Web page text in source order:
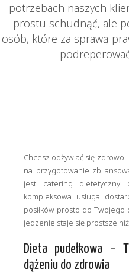
potrzebach naszych
prostu schudnąć, ale
osób, które za sprawą
Chcesz odżywiać się zdrowo
na przygotowanie
jest catering
kompleksowa usługa
posiłków prosto do
jedzenie staje się prostsze
Dieta pudełkowa –
dążeniu do zdrowia